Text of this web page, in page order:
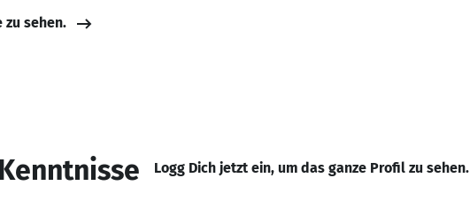
zu sehen.
Logg Dich jetzt ein, um das ganze Profil zu sehen.